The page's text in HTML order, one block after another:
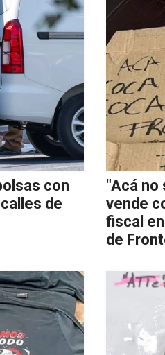
con
de
"Acá no
vende
fiscal
de